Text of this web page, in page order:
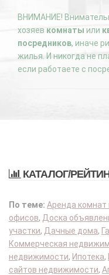
ВНИМАНИЕ!
хозяев комнаты или
посредников, иначе
жилья. И никогда не
если работаете с
КАТАЛОГ/
По теме: Аренда комнат
офисов, Доска
участки, Дачные дома,
Коммерческая
недвижимости, Ипотека,
сайтов недвижимости,